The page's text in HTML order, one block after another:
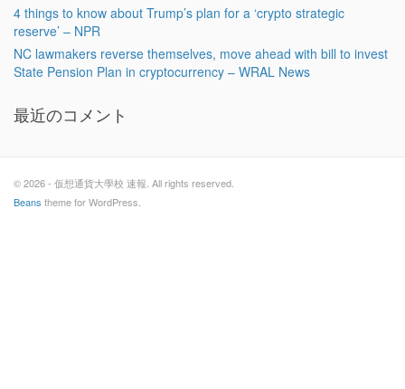
4 things to know about Trump’s plan for a ‘crypto strategic
reserve’ – NPR
NC lawmakers reverse themselves, move ahead with bill to invest
State Pension Plan in cryptocurrency – WRAL News
最近のコメント
© 2026 - 仮想通貨大學校 速報. All rights reserved.
Beans theme for WordPress.